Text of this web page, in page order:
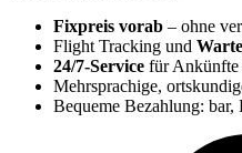
Fixpreis vorab – ohne
Flight Tracking und
24/7-Service für
Mehrsprachige,
Bequeme Bezahlung: bar,